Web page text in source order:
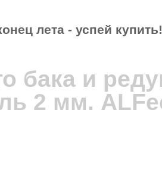
лета - успей купить!
бака и
2 мм.